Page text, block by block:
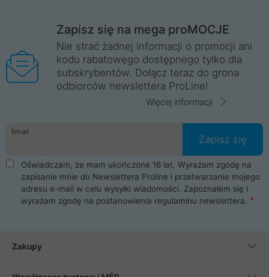
Zapisz się na mega proMOCJE
Nie strać żadnej informacji o promocji ani
kodu rabatowego dostępnego tylko dla
subskrybentów. Dołącz teraz do grona
odbiorców newslettera ProLine!
Więcej informacji
Email
Zapisz się
Oświadczam, że mam ukończone 16 lat. Wyrażam zgodę na
zapisanie mnie do Newslettera Proline i przetwarzanie mojego
adresu e-mail w celu wysyłki wiadomości. Zapoznałem się i
wyrażam zgodę na postanowienia regulaminu newslettera.
Zakupy